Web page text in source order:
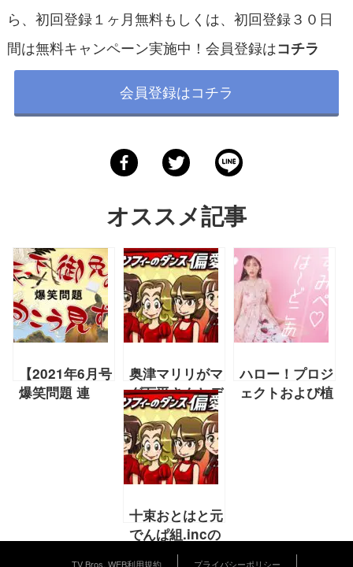
ら、初回登録１ヶ月無料もしくは、初回登録３０日
間は無料キャンペーン実施中！会員登録はコチラ
会員登録はコチラ
オススメ記事
【2021年6月号
爆笑問題 連
奥津マリリがマ
グ万平さんとデ
ィープにサウナ
談義【2021年9
月 フィロソフ
ィーのダンス連
載「偏愛記」】
ハロー！プロジ
ェクトおよび植
十束おとはと元
でんぱ組.incの
えいたそがオタ
TV Bros. WEB利用規約 プライバシーポリシー